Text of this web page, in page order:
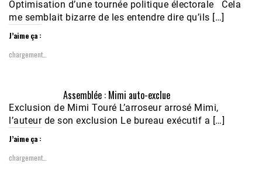
Optimisation d’une tournée politique électorale Cela
me semblait bizarre de les entendre dire qu’ils […]
J’aime ça :
chargement…
Assemblée : Mimi auto-exclue
Exclusion de Mimi Touré L’arroseur arrosé Mimi,
l’auteur de son exclusion Le bureau exécutif a […]
J’aime ça :
chargement…